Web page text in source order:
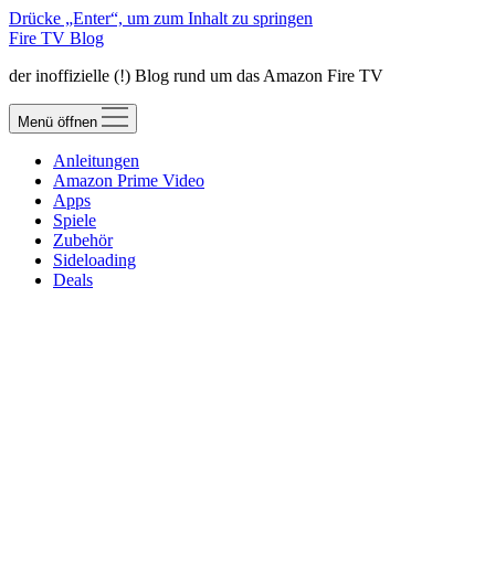
Drücke „Enter“, um zum Inhalt zu springen
Fire TV Blog
der inoffizielle (!) Blog rund um das Amazon Fire TV
Menü öffnen
Anleitungen
Amazon Prime Video
Apps
Spiele
Zubehör
Sideloading
Deals